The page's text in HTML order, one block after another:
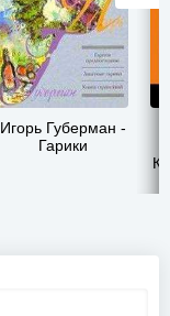
Игорь Губерман -
Гарики